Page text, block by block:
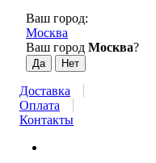
Ваш город:
Москва
Ваш город Москва?
Доставка
Оплата
Контакты